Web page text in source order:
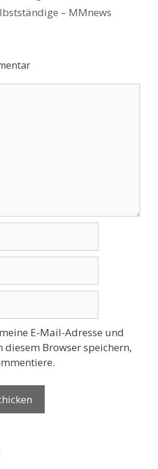
– MMnews
E-Mail-Adresse und
diesem Browser speichern,